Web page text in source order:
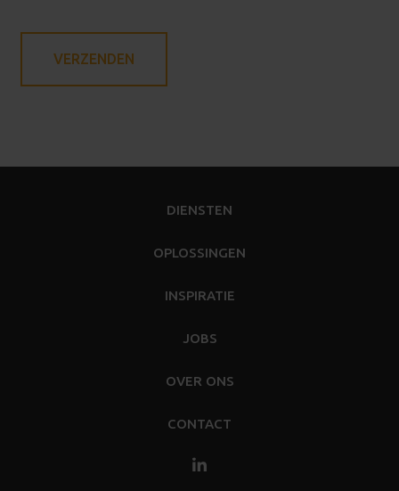
DIENSTEN
OPLOSSINGEN
INSPIRATIE
JOBS
OVER ONS
CONTACT